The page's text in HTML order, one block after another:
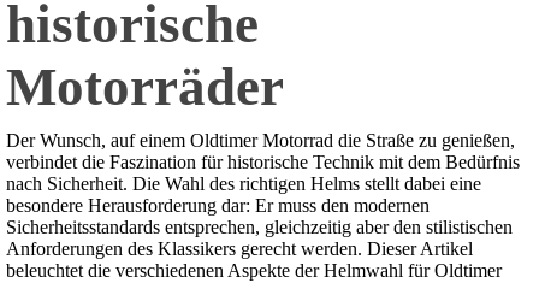
historische
Motorräder
Der Wunsch, auf einem Oldtimer Motorrad die Straße zu genießen,
verbindet die Faszination für historische Technik mit dem Bedürfnis
nach Sicherheit. Die Wahl des richtigen Helms stellt dabei eine
besondere Herausforderung dar: Er muss den modernen
Sicherheitsstandards entsprechen, gleichzeitig aber den stilistischen
Anforderungen des Klassikers gerecht werden. Dieser Artikel
beleuchtet die verschiedenen Aspekte der Helmwahl für Oldtimer